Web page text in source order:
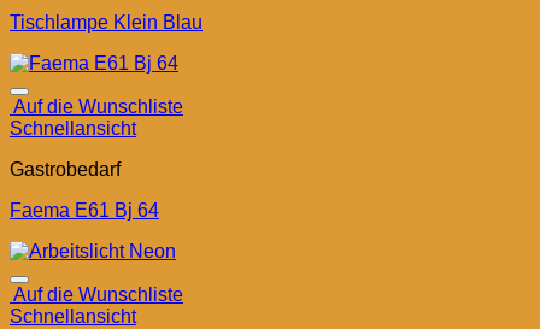
Tischlampe Klein Blau
Auf die Wunschliste
Schnellansicht
Gastrobedarf
Faema E61 Bj 64
Auf die Wunschliste
Schnellansicht